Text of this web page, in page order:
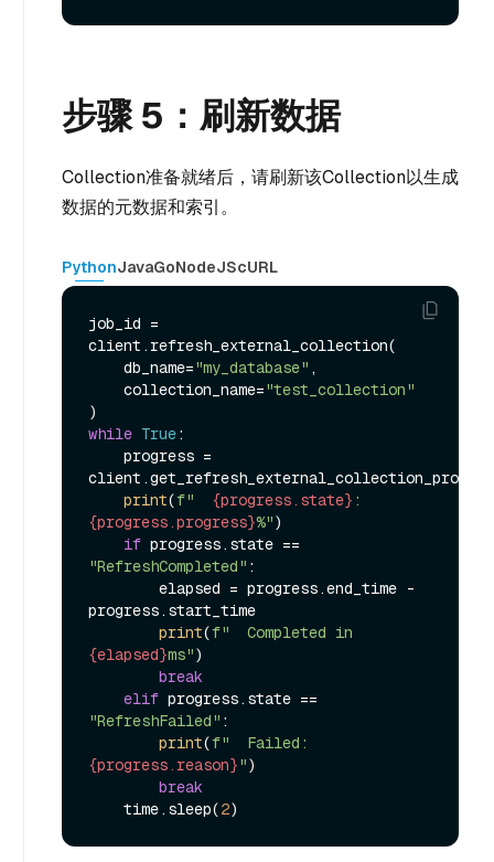
步骤 5：刷新数据
Collection准备就绪后，请刷新该Collection以生成
数据的元数据和索引。
PythonJavaGoNodeJScURL
job_id =
client.refresh_external_collection(
    db_name=
"my_database" ,
    collection_name=
"test_collection"
while True:
print(f" {progress.state}
{progress.progress}%")
if
"RefreshCompleted" :
progress.start_time
print(
{elapsed}ms")
break
elif
"RefreshFailed" :
print(
{progress.reason}")
break
    time.sleep(
2